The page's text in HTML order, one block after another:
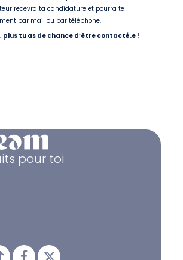
recevra ta candidature et pourra te
par mail ou par téléphone.
plus tu as de chance d’être contacté.e !
pour toi